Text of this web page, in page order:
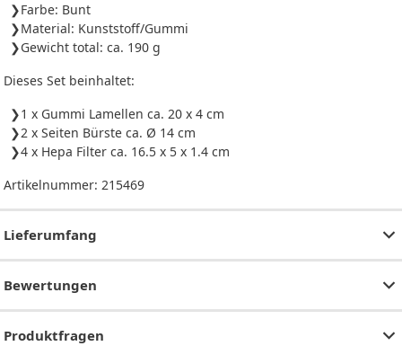
Farbe: Bunt
Material: Kunststoff/Gummi
Gewicht total: ca. 190 g
Dieses Set beinhaltet:
1 x Gummi Lamellen ca. 20 x 4 cm
2 x Seiten Bürste ca. Ø 14 cm
4 x Hepa Filter ca. 16.5 x 5 x 1.4 cm
Artikelnummer: 215469
Lieferumfang
Bewertungen
Produktfragen